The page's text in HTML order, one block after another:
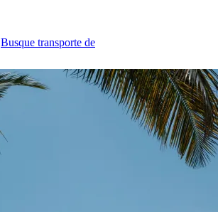
Busque transporte de